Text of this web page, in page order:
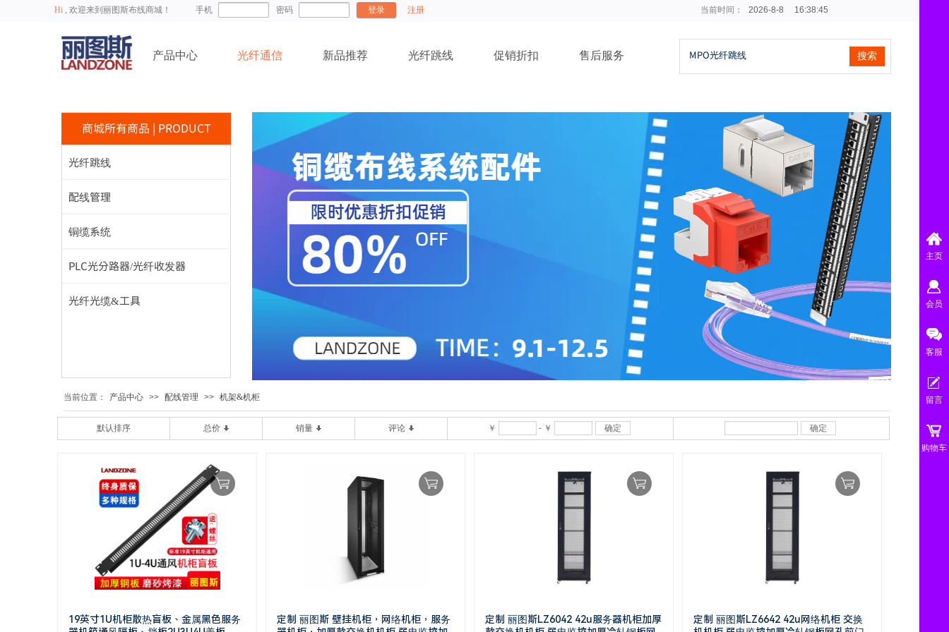
Hi , 欢迎来到丽图斯布线商城！ 2026-8-8 16:38:45
手机 密码 登录 注册 当前时间：
产品中心 光纤通信 新品推荐 光纤跳线 促销折扣 售后服务 搜索
商城所有商品 | PRODUCT
光纤跳线
配线管理
铜缆系统
PLC光分路器/光纤收发器
光纤光缆&工具
当前位置： 产品中心 >> 配线管理 >> 机架&机柜
默认排序 总价 销量 评论 ￥ - ￥ 确定 确定
19英寸1U机柜散热盲板、金属黑色服务
定制 丽图斯 壁挂机柜，网络机柜，服务
定制 丽图斯LZ6042 42u服务器机柜加厚
定制 丽图斯LZ6642 42u网络机柜 交换
主页
会员
客服
留言
购物车